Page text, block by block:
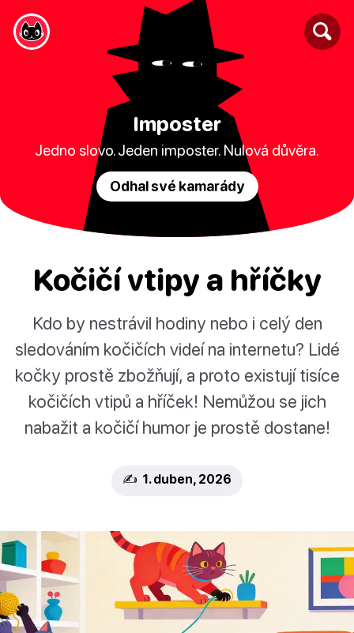
Imposter
Jedno slovo. Jeden imposter. Nulová důvěra.
Odhal své kamarády
Kočičí vtipy a hříčky
Kdo by nestrávil hodiny nebo i celý den
sledováním kočičích videí na internetu? Lidé
kočky prostě zbožňují, a proto existují tisíce
kočičích vtipů a hříček! Nemůžou se jich
nabažit a kočičí humor je prostě dostane!
✍️ 1. duben, 2026